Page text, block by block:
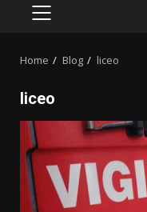
PRIMARY
Home Blog liceo
liceo